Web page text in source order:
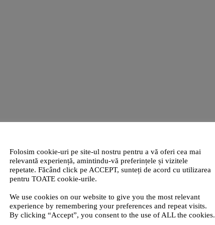
Folosim cookie-uri pe site-ul nostru pentru a vă oferi cea mai
relevantă experiență, amintindu-vă preferințele și vizitele
repetate. Făcând click pe ACCEPT, sunteți de acord cu utilizarea
pentru TOATE cookie-urile.
We use cookies on our website to give you the most relevant
experience by remembering your preferences and repeat visits.
By clicking “Accept”, you consent to the use of ALL the cookies.